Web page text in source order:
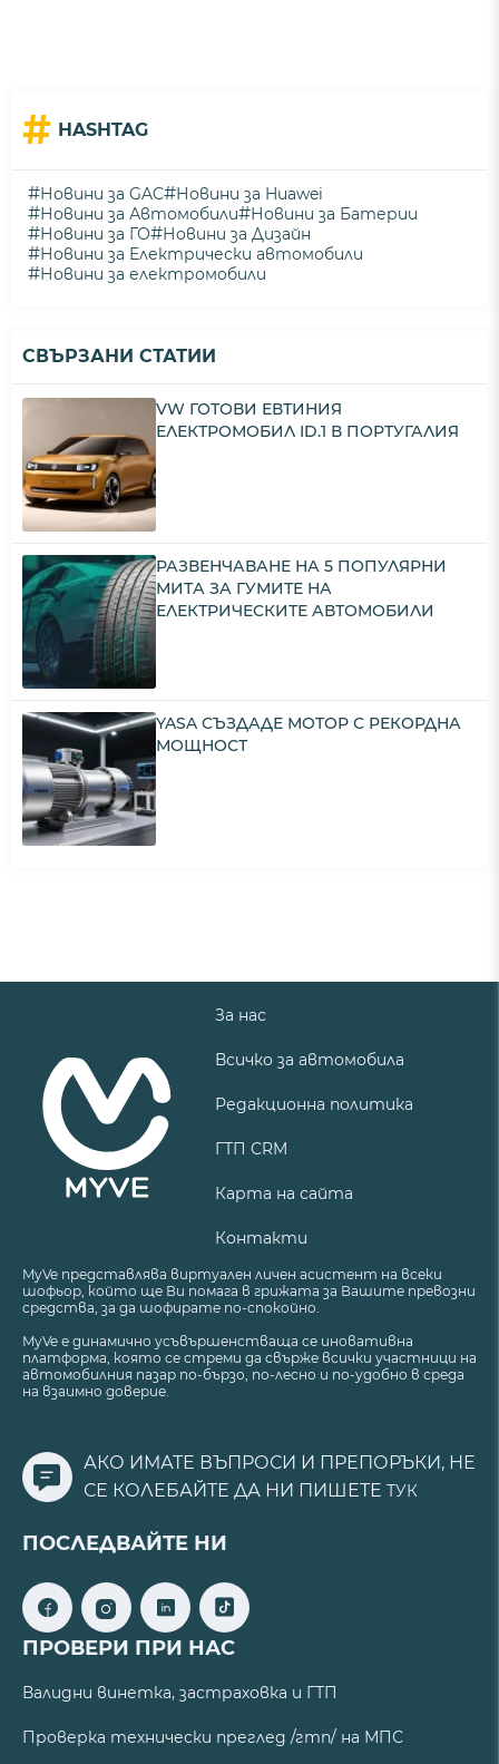
# HASHTAG
#Новини за GAC#Новини за Huawei
#Новини за Автомобили#Новини за Батерии
#Новини за ГО#Новини за Дизайн
#Новини за Електрически автомобили
#Новини за електромобили
СВЪРЗАНИ СТАТИИ
VW ГОТОВИ ЕВТИНИЯ
ЕЛЕКТРОМОБИЛ ID.1 В ПОРТУГАЛИЯ
РАЗВЕНЧАВАНЕ НА 5 ПОПУЛЯРНИ
МИТА ЗА ГУМИТЕ НА
ЕЛЕКТРИЧЕСКИТЕ АВТОМОБИЛИ
YASA СЪЗДАДЕ МОТОР С РЕКОРДНА
МОЩНОСТ
За нас
Всичко за автомобила
Редакционна политика
ГТП CRM
Карта на сайта
Контакти
MyVe представлява виртуален личен асистент на всеки
шофьор, който ще Ви помага в грижата за Вашите превозни
средства, за да шофирате по-спокойно.
MyVe е динамично усъвършенстваща се иновативна
платформа, която се стреми да свърже всички участници на
автомобилния пазар по-бързо, по-лесно и по-удобно в среда
на взаимно доверие.
АКО ИМАТЕ ВЪПРОСИ И ПРЕПОРЪКИ, НЕ
СЕ КОЛЕБАЙТЕ ДА НИ ПИШЕТЕ ТУК
ПОСЛЕДВАЙТЕ НИ
ПРОВЕРИ ПРИ НАС
Валидни винетка, застраховка и ГТП
Проверка технически преглед /гтп/ на МПС